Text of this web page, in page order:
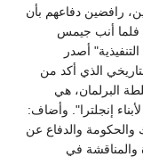
رافضين دفاعهم بأن
فلما أنب جيمس
أصدر
التاريخي الذي أكد من
البرلمان، هي
إنجلترا". وأضاف:
والحكومة والدفاع عن
والمناقشة في